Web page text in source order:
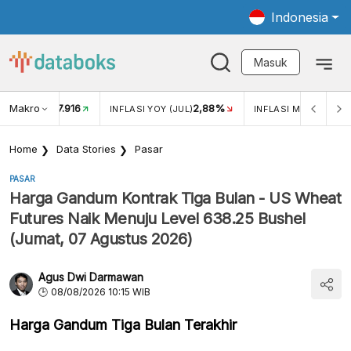
Indonesia
Masuk
Makro
USD/IDR 17.916 INFLASI YOY (JUL)2,88% INFLASI MOM (JUL)
Home Data Stories Pasar
PASAR
Harga Gandum Kontrak Tiga Bulan - US Wheat
Futures Naik Menuju Level 638.25 Bushel
(Jumat, 07 Agustus 2026)
Agus Dwi Darmawan
08/08/2026 10:15 WIB
Harga Gandum Tiga Bulan Terakhir